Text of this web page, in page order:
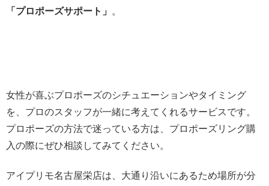
「プロポーズサポート」
。
女性が喜ぶプロポーズのシチュエーションやタイミング
を、プロのスタッフが一緒に考えてくれるサービスです。
プロポーズの方法で迷っている方は、プロポーズリング購
入の際にぜひ相談してみてください。
アイプリモ名古屋栄店は、大通り沿いにあるため場所が分